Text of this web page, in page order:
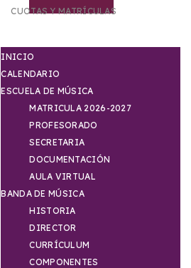
CUOTAS Y MATRÍCULAS
INICIO
CALENDARIO
ESCUELA DE MÚSICA
MATRICULA 2026-2027
PROFESORADO
SECRETARIA
DOCUMENTACIÓN
AULA VIRTUAL
BANDA DE MÚSICA
HISTORIA
DIRECTOR
CURRÍCULUM
COMPONENTES